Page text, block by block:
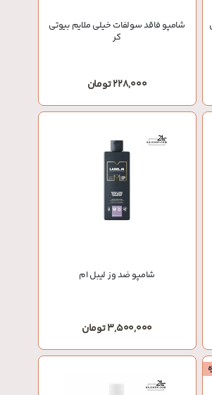
شامپو فاقد سولفات خیلی ملایم بیوتی
کر
228,000 تومان
شامپو ضد وز لیبل ام
3,500,000 تومان